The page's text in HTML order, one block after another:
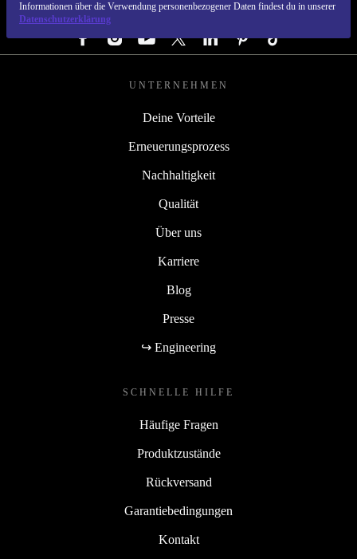
Informationen über die Verwendung personenbezogener Daten findest du in unserer
Datenschutzerklärung
FOLGE UNS
UNTERNEHMEN
Deine Vorteile
Erneuerungsprozess
Nachhaltigkeit
Qualität
Über uns
Karriere
Blog
Presse
↪ Engineering
SCHNELLE HILFE
Häufige Fragen
Produktzustände
Rückversand
Garantiebedingungen
Kontakt